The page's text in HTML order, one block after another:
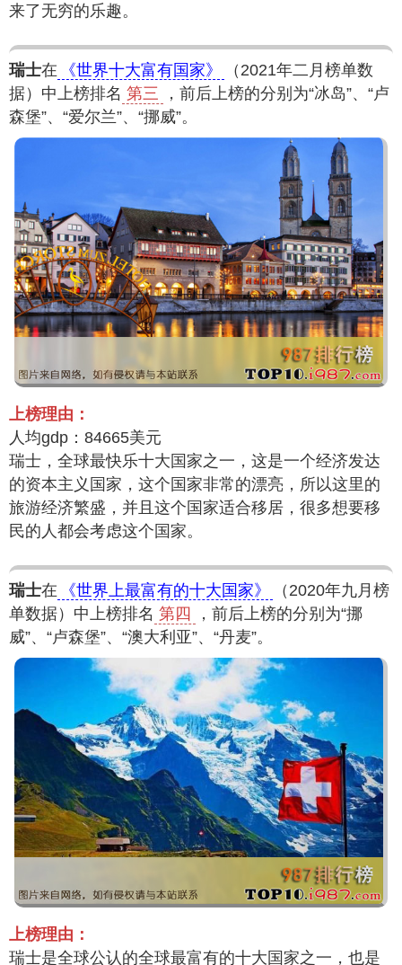
来了无穷的乐趣。
瑞士在 《世界十大富有国家》
（2021年二月榜单数
据）中上榜排名 第三
，前后上榜的分别为“冰岛”、“卢
森堡”、“爱尔兰”、“挪威”。
上榜理由：
人均gdp：84665美元
瑞士，全球最快乐十大国家之一，这是一个经济发达
的资本主义国家，这个国家非常的漂亮，所以这里的
旅游经济繁盛，并且这个国家适合移居，很多想要移
民的人都会考虑这个国家。
瑞士在 《世界上最富有的十大国家》
（2020年九月榜
单数据）中上榜排名 第四
，前后上榜的分别为“挪
威”、“卢森堡”、“澳大利亚”、“丹麦”。
上榜理由：
瑞士是全球公认的全球最富有的十大国家之一，也是